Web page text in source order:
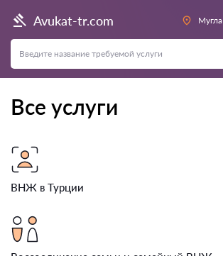
Avukat-tr.com Мугла
Все услуги
ВНЖ в Турции